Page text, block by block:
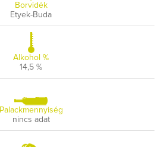
Borvidék
Etyek-Buda
Alkohol %
14,5 %
Palackmennyiség
nincs adat